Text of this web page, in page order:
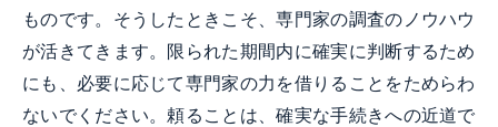
ものです。そうしたときこそ、専門家の調査のノウハウ
が活きてきます。限られた期間内に確実に判断するため
にも、必要に応じて専門家の力を借りることをためらわ
ないでください。頼ることは、確実な手続きへの近道で